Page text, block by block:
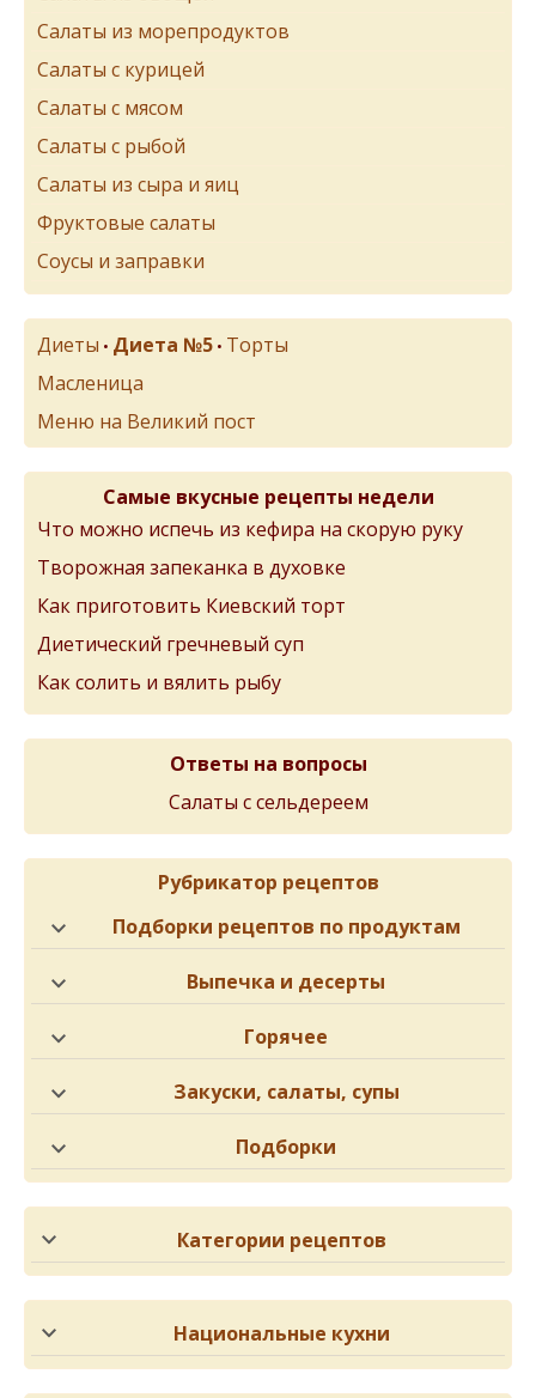
Салаты из морепродуктов
Салаты с курицей
Салаты с мясом
Салаты с рыбой
Салаты из сыра и яиц
Фруктовые салаты
Соусы и заправки
Диеты • Диета №5 • Торты
Масленица
Меню на Великий пост
Самые вкусные рецепты недели
Что можно испечь из кефира на скорую руку
Творожная запеканка в духовке
Как приготовить Киевский торт
Диетический гречневый суп
Как солить и вялить рыбу
Ответы на вопросы
Салаты с сельдереем
Рубрикатор рецептов
Подборки рецептов по продуктам
Выпечка и десерты
Горячее
Закуски, салаты, супы
Подборки
Категории рецептов
Национальные кухни